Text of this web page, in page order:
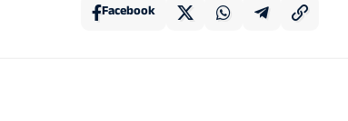
Facebook